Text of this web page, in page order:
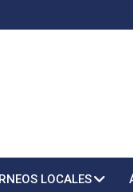
LOCALES